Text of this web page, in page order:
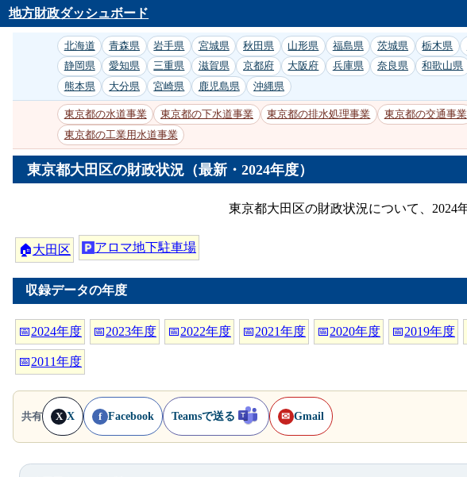
地方財政ダッシュボード
北海道 青森県 岩手県 宮城県 秋田県 山形県 福島県 茨城県 栃木県
静岡県
愛知県 三重県 滋賀県 京都府 大阪府 兵庫県 奈良県 和歌山県
熊本県
大分県 宮崎県 鹿児島県 沖縄県
東京都の水道事業 東京都の下水道事業 東京都の排水処理事業 東京都の交通事業
東京都の工業用水道事業
東京都大田区の財政状況（最新・2024年度）
東京都大田区の財政状況について、2024
🏠大田区 アロマ地下駐車場
収録データの年度
📅2024年度 📅2023年度 📅2022年度 📅2021年度 📅2020年度 📅2019年度
📅2011年度
共有 X X f Facebook Teamsで送る ✉ Gmail